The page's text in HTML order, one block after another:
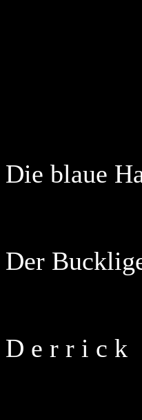
Die blaue
Der
D e r r i c k